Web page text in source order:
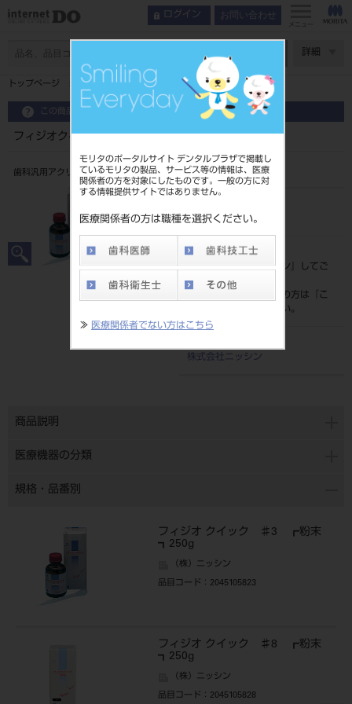
モリタのポータルサイト デンタルプラザで掲載し
ているモリタの製品、サービス等の情報は、医療
関係者の方を対象にしたものです。一般の方に対
する情報提供サイトではありません。
医療関係者の方は職種を選択ください。
≫ 医療関係者でない方はこちら
ログイン お問い合わせ
メニュー
詳細
トップページ フィジオクイック 粉 ２５０ｇ
この商品に関するお問い合わせ
フィジオクイック 粉 ２５０ｇ
歯科汎用アクリル系レジン
204510582
標準価格
ログイン
』してご
覧ください。
ネット会員登録がまだの方は『
こ
』より登録ください。
株式会社ニッシン
商品説明
医療機器の分類
規格・品番別
フィジオ クイック ♯3 ┏粉末
┓250g
（株）ニッシン
品目コード ：2045105823
フィジオ クイック ♯8 ┏粉末
┓250g
（株）ニッシン
品目コード ：2045105828